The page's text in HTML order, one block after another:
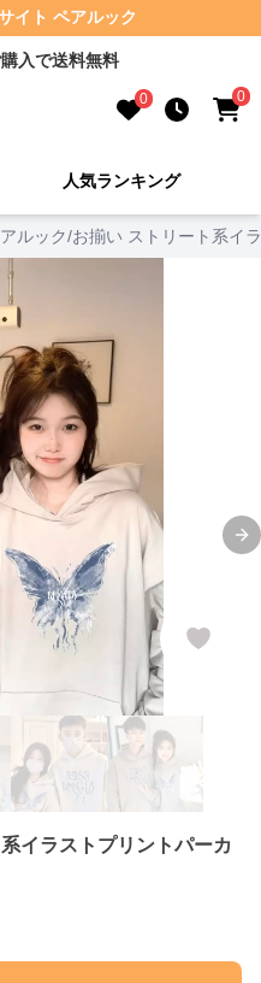
イト ペアルック
入で送料無料
0 0
人気ランキング
ルック/お揃い ストリート系イ
イラストプリントパーカ